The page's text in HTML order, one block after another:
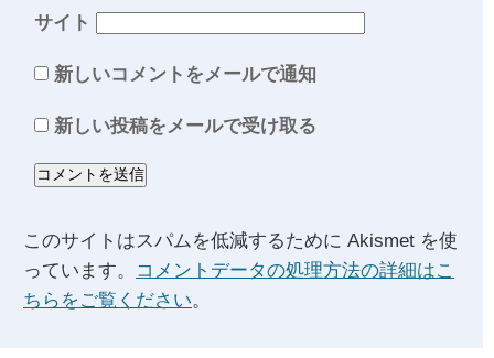
サイト
新しいコメントをメールで通知
新しい投稿をメールで受け取る
このサイトはスパムを低減するために Akismet を使
っています。
コメントデータの処理方法の詳細はこ
ちらをご覧ください。